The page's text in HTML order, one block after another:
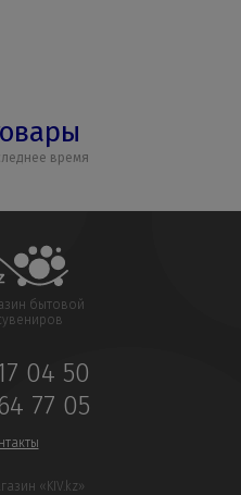
время
бытовой
04 50
77 05
«KIV.kz»